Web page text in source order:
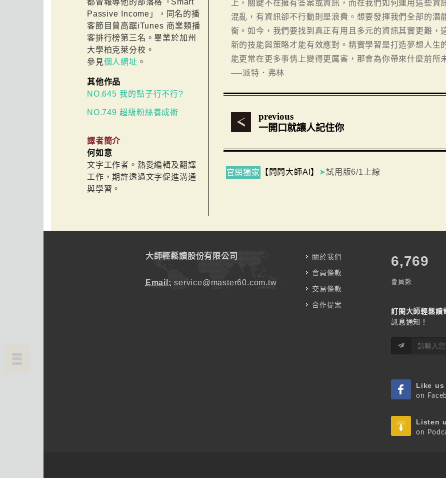
Passive Income」，同名的播
客節目曾高踞iTunes 商業類播
客排行榜第三名。畢業於加州
大學柏克萊分校。
參見個人網址 。
其他作品
NO.645 我的點子行不行?
NO.749 超級粉絲養成術
譯者簡介
何如意
文字工作者。熱愛編輯及翻譯
工作，期許透過文字促進溝通
與學習。
上，關鍵不在擁有答案或資訊，而在我們如何運用這些
混亂，有資訊卻不行動則是浪費。想要發揮我們全部的潛
衡。如今，我們要找到真正有用且多元的資訊其實更難，
新的技能與策略才能有效應對。精實學習是打造夢想人生
能更常在更多事情上變得更厲害，那會為你帶來什麼前所
──派特．弗林
previous
一開口就讓人記住你
官網獨家 【問問大師AI】 ➤試用版6/1上線
大師輕鬆讀股份有限公司
Email: service@master60.com.tw
關於我們
會員條款
交易條款
合作提案
7,787
會員數
訂閱大師輕鬆讀
訊息通知！
Like us
on
Listen
on